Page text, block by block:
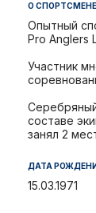
О СПОРТСМЕНЕ
Опытный
Pro Anglers
Участник
составе
занял 2
ДАТА
15.03.1971